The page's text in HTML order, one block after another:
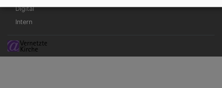
Digital
Intern